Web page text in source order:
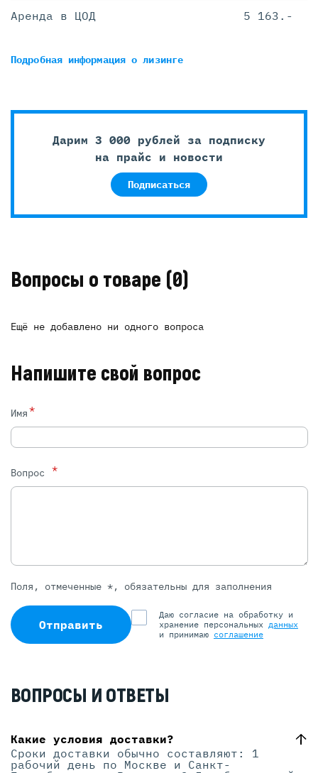
Аренда в ЦОД 5 163.-
Подробная информацияо лизинге
Дарим 3 000 рублей за подписку
на прайс и новости
Подписаться
Вопросы о товаре (0)
Ещё не добавлено ни одного вопроса
Напишите свой вопрос
Имя*
Вопрос *
Поля, отмеченные *, обязательны для заполнения
Отправить
Даю согласие на обработку и
хранение персональных данных
и принимаю соглашение
ВОПРОСЫ И ОТВЕТЫ
Какие условия доставки?
Сроки доставки обычно составляют: 1
рабочий день по Москве и Санкт-